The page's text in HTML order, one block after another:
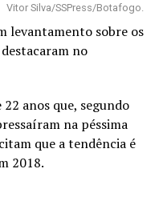
Vitor Silva/SSPress/Botafogo.
levantamento sobre os
no
anos que, segundo
na péssima
que a tendência é
2018.